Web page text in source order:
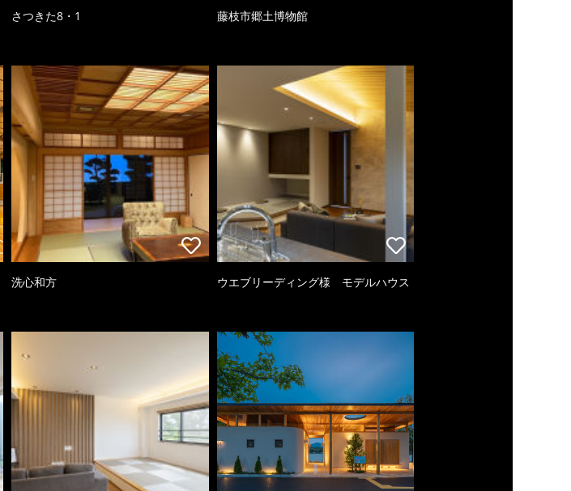
さつきた8・1 藤枝市郷土博物館
洗心和方 ウエブリーディング様 モデルハウス